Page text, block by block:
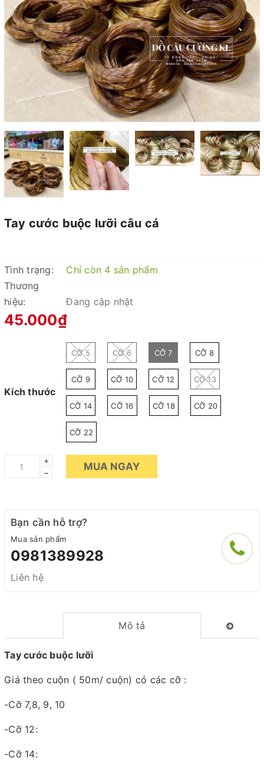
Tay cước buộc lưỡi câu cá
Tình trạng:
Chỉ còn 4 sản phẩm
Thương
hiệu:
Đang cập nhật
45.000₫
Kích thước
CỠ 5 CỠ 6 CỠ 7 CỠ 8
CỠ 9 CỠ 10 CỠ 12 CỠ 13
CỠ 14 CỠ 16 CỠ 18 CỠ 20
CỠ 22
+
–
MUA NGAY
Bạn cần hỗ trợ?
Mua sản phẩm
0981389928
Liên hệ
Mô tả
Tay cước buộc lưỡi
Giá theo cuộn ( 50m/ cuộn) có các cỡ :
-Cỡ 7,8, 9, 10
-Cỡ 12:
-Cỡ 14: